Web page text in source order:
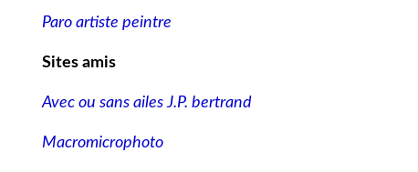
Paro artiste peintre
Sites amis
Avec ou sans ailes J.P. bertrand
Macromicrophoto